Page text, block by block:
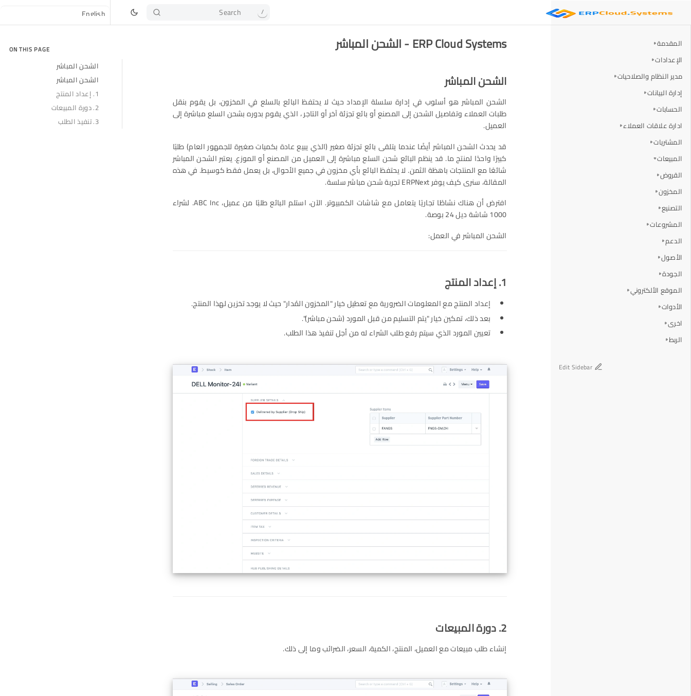
Search /
المقدمة
الإعدادات
مدير النظام والصلاحيات
إدارة البيانات
الحسابات
ادارة علاقات العملاء
المشتريات
المبيعات
القروض
المخزون
التصنيع
المشروعات
الدعم
الأصول
الجودة
الموقع الألكتروني
الأدوات
اخرى
الربط
Edit Sidebar
ERP Cloud Systems - الشحن المباشر
الشحن المباشر
الشحن المباشر هو أسلوب في إدارة سلسلة الإمداد حيث لا يحتفظ البائع بالسلع في المخزون، بل يقوم بنقل
طلبات العملاء وتفاصيل الشحن إلى المصنع أو بائع تجزئة آخر أو التاجر ، الذي يقوم بدوره بشحن السلع مباشرة إلى
العميل.
قد يحدث الشحن المباشر أيضًا عندما يتلقى بائع تجزئة صغير (الذي يبيع عادة بكميات صغيرة للجمهور العام) طلبًا
كبيرًا واحدًا لمنتج ما. قد ينظم البائع شحن السلع مباشرة إلى العميل من المصنع أو الموزع. يعتبر الشحن المباشر
شائعًا مع المنتجات باهظة الثمن. لا يحتفظ البائع بأي مخزون في جميع الأحوال، بل يعمل فقط كوسيط. في هذه
المقالة، سنرى كيف يوفر ERPNext تجربة شحن مباشر سلسة.
افترض أن هناك نشاطًا تجاريًا يتعامل مع شاشات الكمبيوتر. الآن، استلم البائع طلبًا من عميل، ABC Inc. لشراء
1000 شاشة ديل 24 بوصة.
الشحن المباشر في العمل:
1. إعداد المنتج
إعداد المنتج مع المعلومات الضرورية مع تعطيل خيار "المخزون المُدار" حيث لا يوجد تخزين لهذا المنتج.
بعد ذلك، تمكين خيار "يتم التسليم من قبل المورد (شحن مباشر)".
تعيين المورد الذي سيتم رفع طلب الشراء له من أجل تنفيذ هذا الطلب.
2. دورة المبيعات
إنشاء طلب مبيعات مع العميل، المنتج، الكمية، السعر، الضرائب وما إلى ذلك.
ON THIS PAGE
الشحن المباشر
الشحن المباشر
1. إعداد المنتج
2. دورة المبيعات
3. تنفيذ الطلب